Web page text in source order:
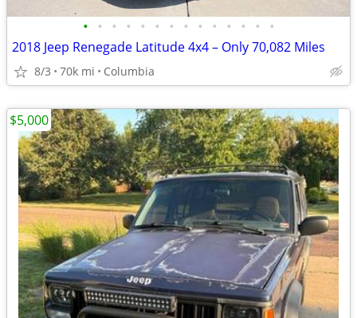
• • • • • • • • • • • • • •
2018 Jeep Renegade Latitude 4x4 – Only 70,082 Miles
8/3 70k mi Columbia
$5,000